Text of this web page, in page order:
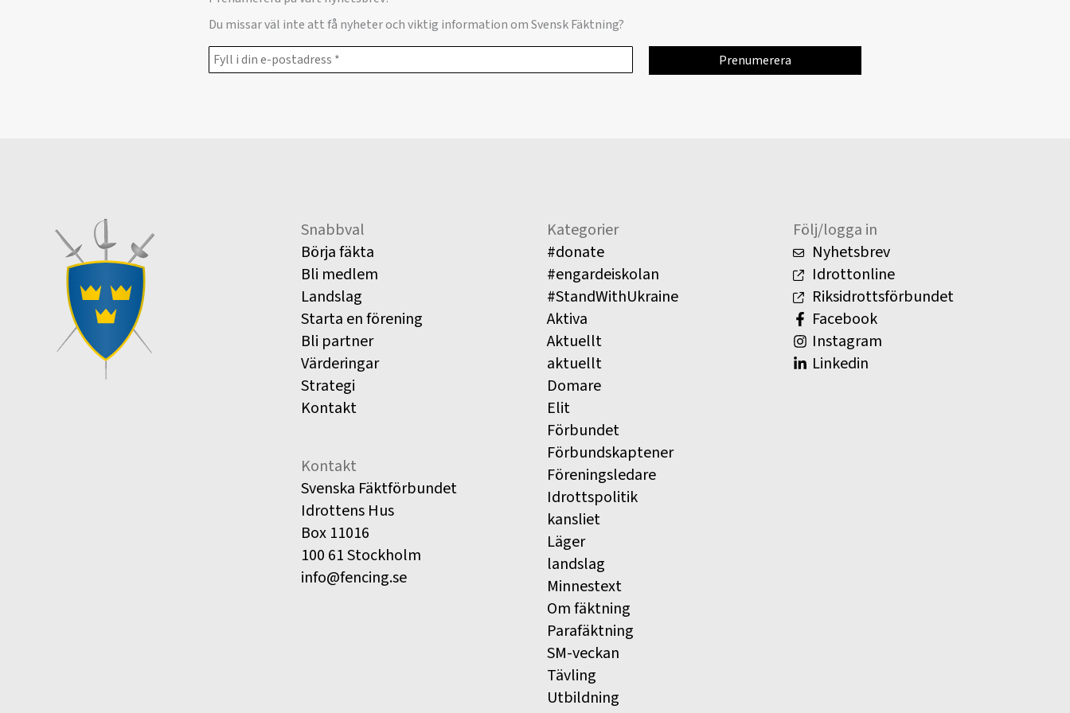
Du missar väl inte att få nyheter och viktig information om Svensk Fäktning?
Snabbval
Börja fäkta
Bli medlem
Landslag
Starta en förening
Bli partner
Värderingar
Strategi
Kontakt
Kontakt
Svenska Fäktförbundet
Idrottens Hus
Box 11016
100 61 Stockholm
info@fencing.se
Kategorier
#donate
#engardeiskolan
#StandWithUkraine
Aktiva
Aktuellt
aktuellt
Domare
Elit
Förbundet
Förbundskaptener
Föreningsledare
Idrottspolitik
kansliet
Läger
landslag
Minnestext
Om fäktning
Parafäktning
SM-veckan
Tävling
Utbildning
Följ/logga in
Nyhetsbrev
Idrottonline
Riksidrottsförbundet
Facebook
Instagram
Linkedin